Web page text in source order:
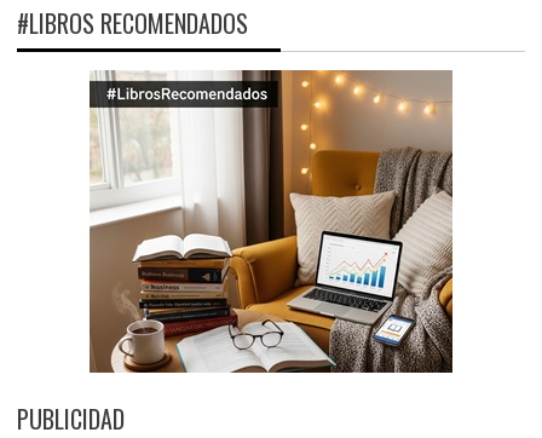
#LIBROS RECOMENDADOS
PUBLICIDAD